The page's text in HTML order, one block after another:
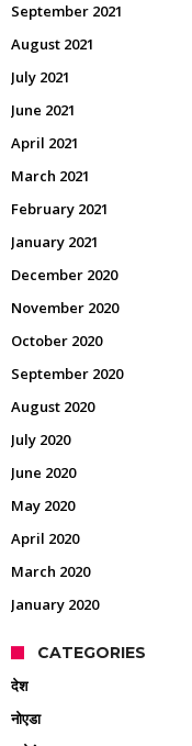
September 2021
August 2021
July 2021
June 2021
April 2021
March 2021
February 2021
January 2021
December 2020
November 2020
October 2020
September 2020
August 2020
July 2020
June 2020
May 2020
April 2020
March 2020
January 2020
CATEGORIES
देश
नोएडा